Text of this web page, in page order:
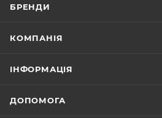
БРЕНДИ
КОМПАНІЯ
ІНФОРМАЦІЯ
ДОПОМОГА